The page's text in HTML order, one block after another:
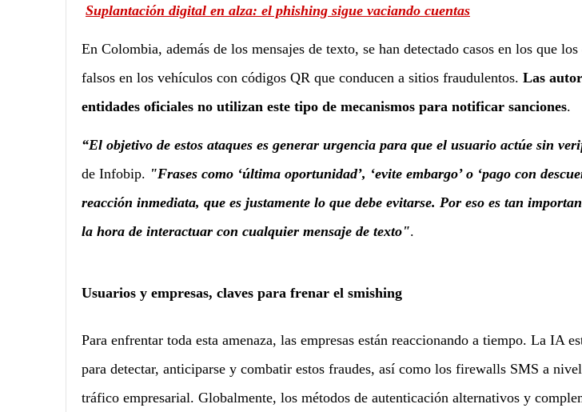
Suplantación digital en alza: el phishing sigue vaciando cuentas
En Colombia, además de los mensajes de texto, se han detectado casos en los que
falsos en los vehículos con códigos QR que conducen a sitios fraudulentos. Las
entidades oficiales no utilizan este tipo de mecanismos para notificar sanciones.
“El objetivo de estos ataques es generar urgencia para que el usuario actúe sin
de Infobip. "Frases como ‘última oportunidad’, ‘evite embargo’ o ‘pago con
reacción inmediata, que es justamente lo que debe evitarse. Por eso es tan
la hora de interactuar con cualquier mensaje de texto".
Usuarios y empresas, claves para frenar el smishing
Para enfrentar toda esta amenaza, las empresas están reaccionando a tiempo. La IA
para detectar, anticiparse y combatir estos fraudes, así como los firewalls SMS a
tráfico empresarial. Globalmente, los métodos de autenticación alternativos y